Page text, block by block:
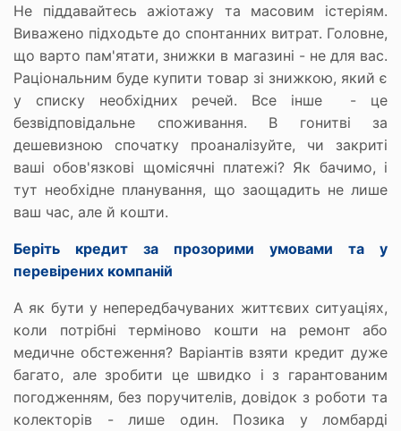
Не піддавайтесь ажіотажу та масовим істеріям.
Виважено підходьте до спонтанних витрат. Головне,
що варто пам'ятати, знижки в магазині - не для вас.
Раціональним буде купити товар зі знижкою, який є
у списку необхідних речей. Все інше - це
безвідповідальне споживання. В гонитві за
дешевизною спочатку проаналізуйте, чи закриті
ваші обов'язкові щомісячні платежі? Як бачимо, і
тут необхідне планування, що заощадить не лише
ваш час, але й кошти.
Беріть кредит за прозорими умовами та у
перевірених компаній
А як бути у непередбачуваних життєвих ситуаціях,
коли потрібні терміново кошти на ремонт або
медичне обстеження? Варіантів взяти кредит дуже
багато, але зробити це швидко і з гарантованим
погодженням, без поручителів, довідок з роботи та
колекторів - лише один. Позика у ломбарді